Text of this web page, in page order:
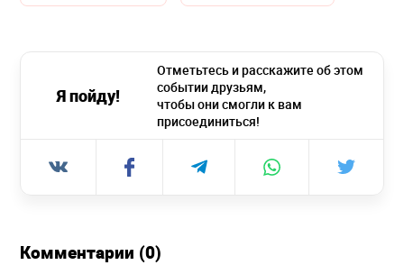
Я пойду!
Отметьтесь и расскажите об этом
событии друзьям,
чтобы они смогли к вам
присоединиться!
Комментарии (0)